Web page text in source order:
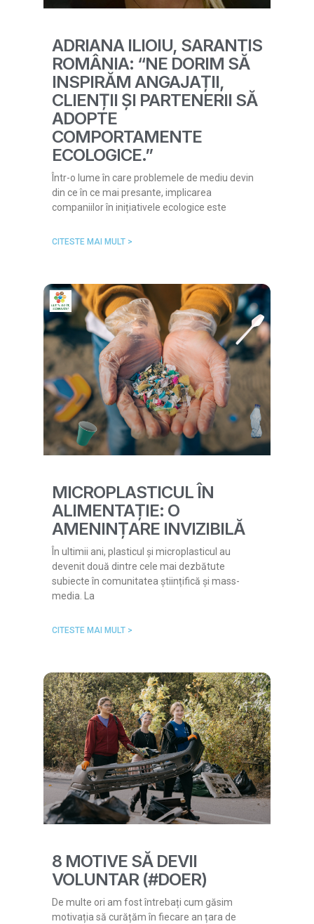
ADRIANA ILIOIU, SARANTIS
ROMÂNIA: “NE DORIM SĂ
INSPIRĂM ANGAJAȚII,
CLIENȚII ȘI PARTENERII SĂ
ADOPTE
COMPORTAMENTE
ECOLOGICE.”
Într-o lume în care problemele de mediu devin
din ce în ce mai presante, implicarea
companiilor în inițiativele ecologice este
CITESTE MAI MULT >
MICROPLASTICUL ÎN
ALIMENTAȚIE: O
AMENINȚARE INVIZIBILĂ
În ultimii ani, plasticul și microplasticul au
devenit două dintre cele mai dezbătute
subiecte în comunitatea științifică și mass-
media. La
CITESTE MAI MULT >
8 MOTIVE SĂ DEVII
VOLUNTAR (#DOER)
De multe ori am fost întrebați cum găsim
motivația să curățăm în fiecare an țara de